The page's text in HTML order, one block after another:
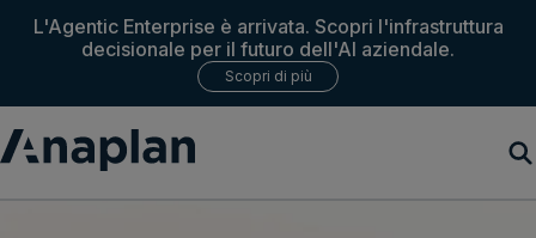
L'Agentic Enterprise è arrivata. Scopri l'infrastruttura
decisionale per il futuro dell'AI aziendale.
Scopri di più